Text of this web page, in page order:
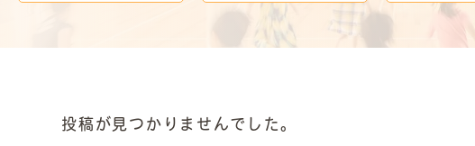
投稿が見つかりませんでした。